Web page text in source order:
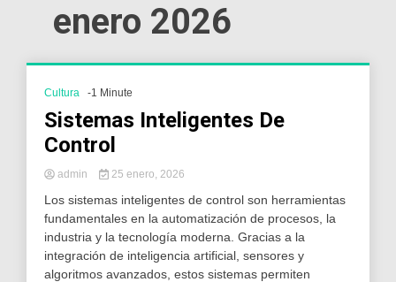
enero 2026
Cultura -1 Minute
Sistemas Inteligentes De
Control
admin 25 enero, 2026
Los sistemas inteligentes de control son herramientas
fundamentales en la automatización de procesos, la
industria y la tecnología moderna. Gracias a la
integración de inteligencia artificial, sensores y
algoritmos avanzados, estos sistemas permiten